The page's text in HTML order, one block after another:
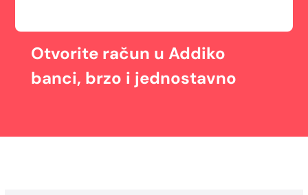
Otvorite račun u Addiko
banci, brzo i jednostavno